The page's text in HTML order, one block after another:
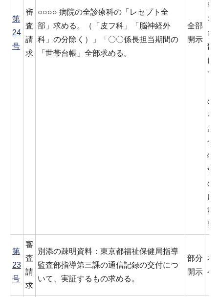
第
24
号
審
査
請
求
○○○○ 病院の全診療科の「レセプト全
部」求める。（「皮フ科」「脳神経外
科」の分除く）」「〇〇係長担当期間の
「世帯台帳」全部求める。
全部
開示
審
〇
台
部
自
て
の
を
あ
含
特
報
の
所
塗
開
第
23
号
審
査
請
求
別添の疎明資料：東京都福祉保健局指導
監査部指導第三課の通信記録の交付につ
いて、実証するもの求める。
部分
開示
本
べ